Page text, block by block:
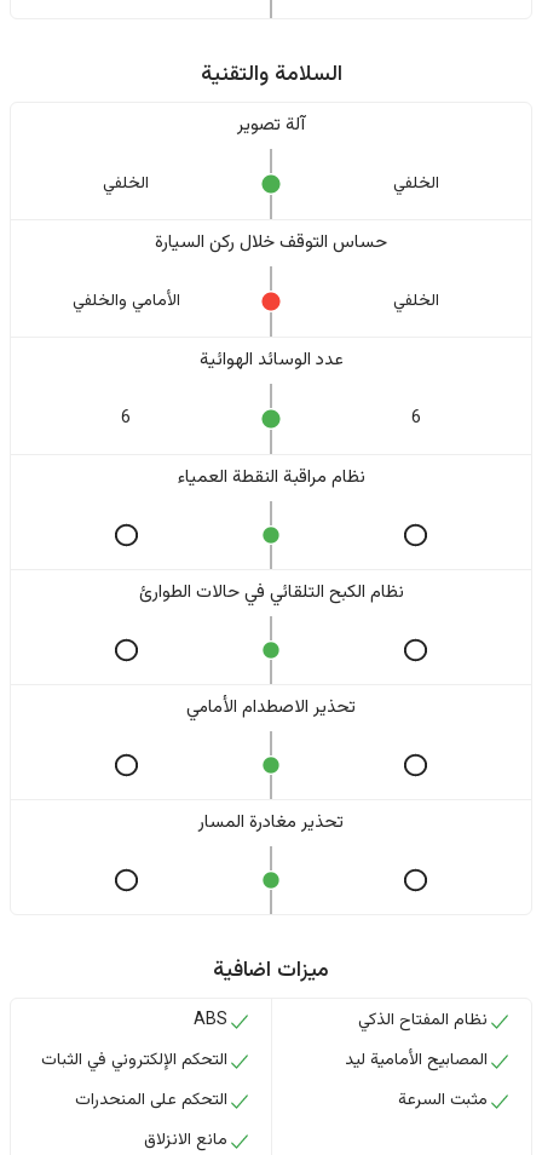
السلامة والتقنية
آلة تصوير
الخلفي الخلفي
حساس التوقف خلال ركن السيارة
الخلفي الأمامي والخلفي
عدد الوسائد الهوائية
6
6
نظام مراقبة النقطة العمياء
نظام الكبح التلقائي في حالات الطوارئ
تحذير الاصطدام الأمامي
تحذير مغادرة المسار
ميزات اضافية
نظام المفتاح الذكي
المصابيح الأمامية ليد
مثبت السرعة
ABS
التحكم الإلكتروني في الثبات
التحكم على المنحدرات
مانع الانزلاق